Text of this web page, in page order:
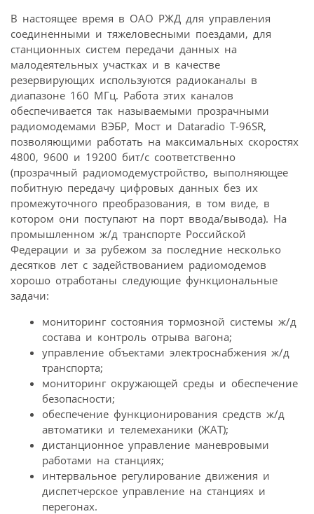
В настоящее время в ОАО РЖД для управления
соединенными и тяжеловесными поездами, для
станционных систем передачи данных на
малодеятельных участках и в качестве
резервирующих используются радиоканалы в
диапазоне 160 МГц. Работа этих каналов
обеспечивается так называемыми прозрачными
радиомодемами ВЭБР, Мост и Dataradio T-96SR,
позволяющими работать на максимальных скоростях
4800, 9600 и 19200 бит/с соответственно
(прозрачный радиомодемустройство, выполняющее
побитную передачу цифровых данных без их
промежуточного преобразования, в том виде, в
котором они поступают на порт ввода/вывода). На
промышленном ж/д транспорте Российской
Федерации и за рубежом за последние несколько
десятков лет с задействованием радиомодемов
хорошо отработаны следующие функциональные
задачи:
мониторинг состояния тормозной системы ж/д
состава и контроль отрыва вагона;
управление объектами электроснабжения ж/д
транспорта;
мониторинг окружающей среды и обеспечение
безопасности;
обеспечение функционирования средств ж/д
автоматики и телемеханики (ЖАТ);
дистанционное управление маневровыми
работами на станциях;
интервальное регулирование движения и
диспетчерское управление на станциях и
перегонах.